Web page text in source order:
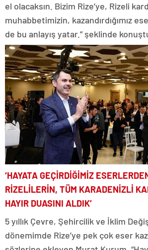
el olacaksın. Bizim Rize’ye, Rizeli
muhabbetimizin, kazandırdığımız
de bu anlayış yatar.” şeklinde
‘HAYATA GEÇİRDİĞİMİZ
RİZELİLERİN, TÜM KARADENİZLİ
HAYIR DUASINI ALDIK’
5 yıllık Çevre, Şehircilik ve İklim
dönemimde Rize’ye pek çok eser